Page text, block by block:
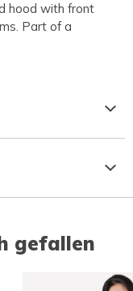
hood with front
Part of a
gefallen